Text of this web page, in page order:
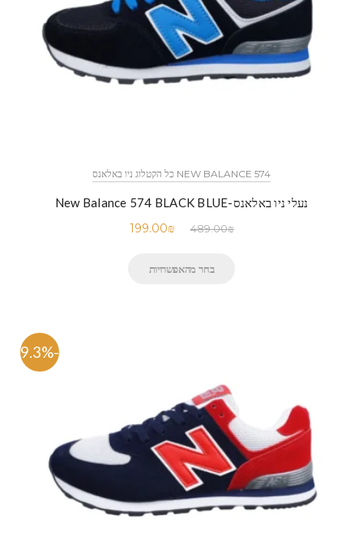
NEW BALANCE 574 כל הקטלוג ניו באלאנס
נעלי ניו באלאנס-New Balance 574 BLACK BLUE
489.00₪
199.00₪
בחר מהאפשרויות
-59.3%